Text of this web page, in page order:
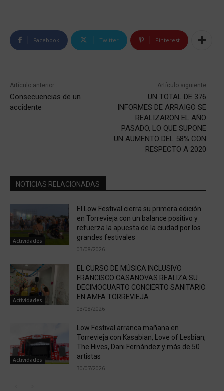
Facebook Twitter Pinterest
Artículo anterior
Consecuencias de un
accidente
Artículo siguiente
UN TOTAL DE 376
INFORMES DE ARRAIGO SE
REALIZARON EL AÑO
PASADO, LO QUE SUPONE
UN AUMENTO DEL 58% CON
RESPECTO A 2020
NOTICIAS RELACIONADAS
Actividades
El Low Festival cierra su primera edición
en Torrevieja con un balance positivo y
refuerza la apuesta de la ciudad por los
grandes festivales
03/08/2026
Actividades
EL CURSO DE MÚSICA INCLUSIVO
FRANCISCO CASANOVAS REALIZA SU
DECIMOCUARTO CONCIERTO SANITARIO
EN AMFA TORREVIEJA
03/08/2026
Actividades
Low Festival arranca mañana en
Torrevieja con Kasabian, Love of Lesbian,
The Hives, Dani Fernández y más de 50
artistas
30/07/2026